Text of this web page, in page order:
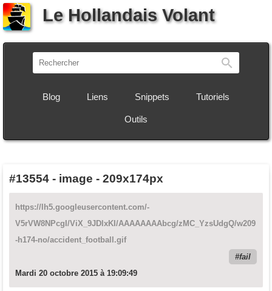
Le Hollandais Volant
Blog Liens Snippets Tutoriels
Outils
#13554 - image - 209x174px
https://lh5.googleusercontent.com/-
V5rVW8NPcgI/ViX_9JDlxKI/AAAAAAAAbcg/zMC_YzsUdgQ/w209
-h174-no/accident_football.gif
fail
Mardi 20 octobre 2015 à 19:09:49